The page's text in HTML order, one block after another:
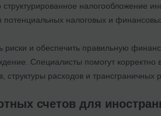
налогообложение
налоговых и
риски и обеспечить правильную
Специалисты помогут корректно
структуры расходов и
счетов для